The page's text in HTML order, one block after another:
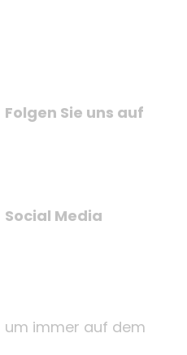
Folgen Sie uns auf
Social Media
um immer auf dem